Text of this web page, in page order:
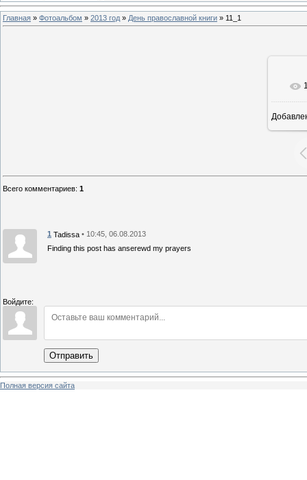
Главная » Фотоальбом » 2013 год » День православной книги » 11_1
Всего комментариев: 1
1 Tadissa • 10:45, 06.08.2013
Finding this post has anserewd my prayers
Войдите:
Отправить
Полная версия сайта